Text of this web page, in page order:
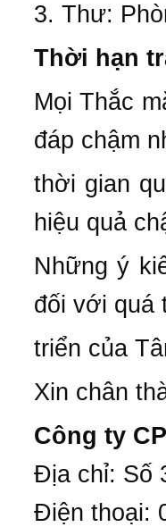
3. Thư:
Thời hạn
Mọi Thắc
đáp chậm
thời gian
hiệu quả
Những ý
đối với quá
triển của
Xin chân
Công ty
Địa chỉ: Số
Điện thoại: